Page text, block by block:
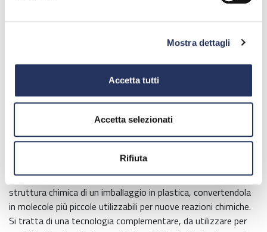
Mostra dettagli
Accetta tutti
Accetta selezionati
Rifiuta
indiscutibile, per perseguirlo bisogna ricorrere alla raccolta
è possibile solo grazie al concorso di tutti: istituzioni,
cittadini e industria.
A seconda del tipo di prodotto, il procedimento di riciclo può
essere di tipo meccanico o chimico.
Con riciclo meccanico si intende la trasformazione dei rifiuti in
plastica in materie prime seconde o prodotti secondari, senza
una modifica sostanziale della struttura chimica del materiale.
Con riciclo chimico si intende un processo che modifica la
struttura chimica di un imballaggio in plastica, convertendola
in molecole più piccole utilizzabili per nuove reazioni chimiche.
Si tratta di una tecnologia complementare, da utilizzare per